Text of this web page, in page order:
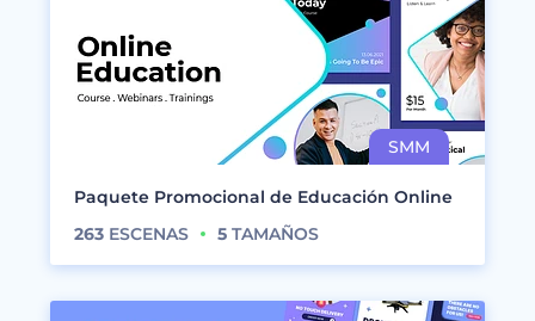
Paquete Promocional de Educación Online
263 ESCENAS 5 TAMAÑOS